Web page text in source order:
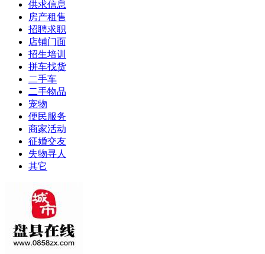
供求信息
房产租售
招聘求职
店铺门面
招生培训
拼车找货
二手车
二手物品
宠物
便民服务
商家活动
征婚交友
失物寻人
其它